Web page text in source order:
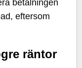
betalningen
eftersom
räntor